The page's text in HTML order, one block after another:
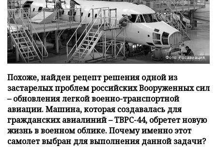
Фото: Росавиация
Похоже, найден рецепт решения одной из
застарелых проблем российских Вооруженных сил
– обновления легкой военно-транспортной
авиации. Машина, которая создавалась для
гражданских авиалиний – ТВРС-44, обретет новую
жизнь в военном облике. Почему именно этот
самолет выбран для выполнения данной задачи?